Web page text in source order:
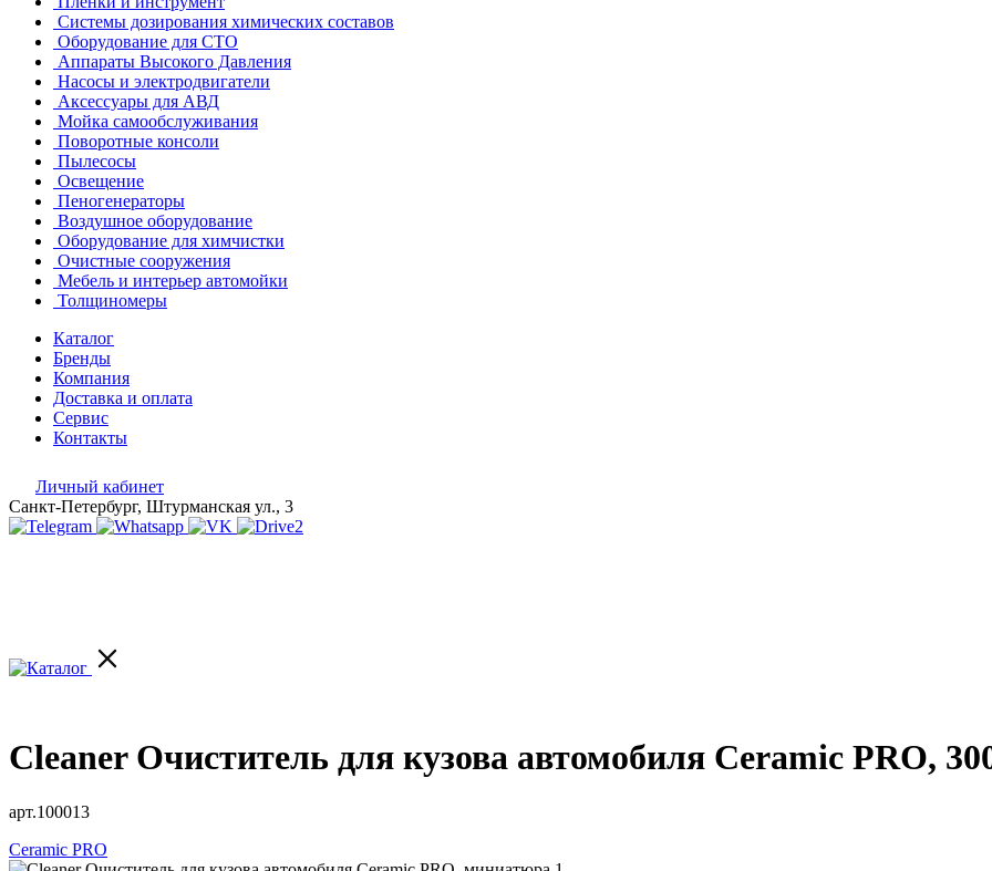
Системы дозирования химических составов
Оборудование для СТО
Аппараты Высокого Давления
Насосы и электродвигатели
Аксессуары для АВД
Мойка самообслуживания
Поворотные консоли
Пылесосы
Освещение
Пеногенераторы
Воздушное оборудование
Оборудование для химчистки
Очистные сооружения
Мебель и интерьер автомойки
Толщиномеры
Каталог
Бренды
Компания
Доставка и оплата
Сервис
Контакты
Личный кабинет
Санкт-Петербург, Штурманская ул., 3
Cleaner Очиститель для кузова автомобиля Ceramic PRO,
арт.100013
Ceramic PRO